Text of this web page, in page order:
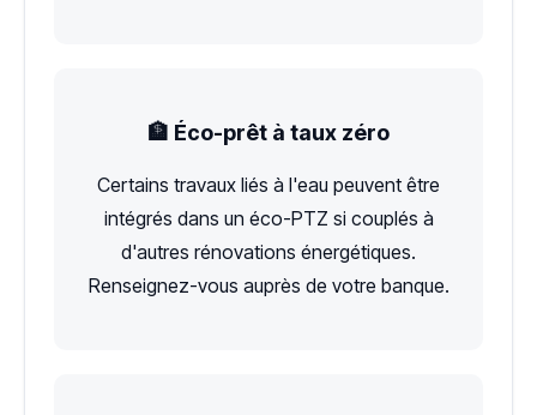
🏦 Éco-prêt à taux zéro
Certains travaux liés à l'eau peuvent être
intégrés dans un éco-PTZ si couplés à
d'autres rénovations énergétiques.
Renseignez-vous auprès de votre banque.